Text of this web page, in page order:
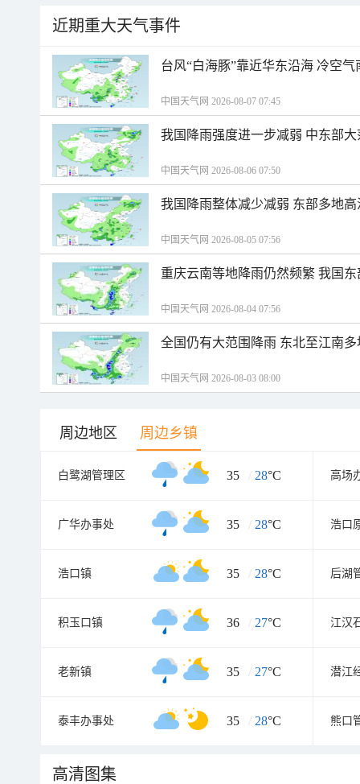
近期重大天气事件
台风“白海豚”靠近华东沿海 冷空
中国天气网 2026-08-07 07:45
我国降雨强度进一步减弱 中东部
中国天气网 2026-08-06 07:50
我国降雨整体减少减弱 东部多地
中国天气网 2026-08-05 07:56
重庆云南等地降雨仍然频繁 我国
中国天气网 2026-08-04 07:56
全国仍有大范围降雨 东北至江南
中国天气网 2026-08-03 08:00
周边地区 周边乡镇
白鹭湖管理区 35 / 28°C 高场
广华办事处 35 / 28°C 浩口
浩口镇 35 / 28°C 后湖
积玉口镇 36 / 27°C 江汉
老新镇 35 / 27°C 潜江
泰丰办事处 35 / 28°C 熊口
高清图集